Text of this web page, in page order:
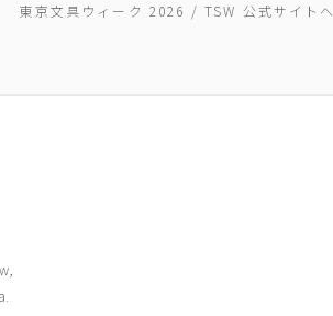
東京文具ウィーク 2026 / TSW 公式サイトへ